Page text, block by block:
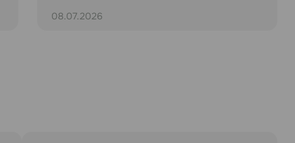
08.07.2026